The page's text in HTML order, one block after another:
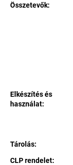
Összetevők:
Elkészítés és
használat:
Tárolás:
CLP rendelet: